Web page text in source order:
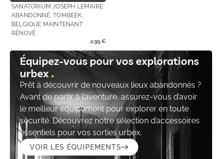
SANATORIUM JOSEPH LEMAIRE
ABANDONNÉ, TOMBEEK,
BELGIQUE MAINTENANT
RÉNOVÉ
2,99 €
Équipez-vous pour vos explorations
urbex
Prêt à découvrir de nouveaux lieux abandonnés ?
Avant de partir à l’aventure, assurez-vous d’avoir
le meilleur équipement pour explorer en toute
sécurité. Découvrez notre sélection d’accessoires
essentiels pour vos sorties urbex.
VOIR LES ÉQUIPEMENTS